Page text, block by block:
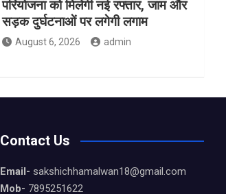
परियोजना को मिलेगी नई रफ्तार, जाम और
सड़क दुर्घटनाओं पर लगेगी लगाम
August 6, 2026 admin
Contact Us
Email- sakshichhamalwan18@gmail.com
Mob- 7895251622